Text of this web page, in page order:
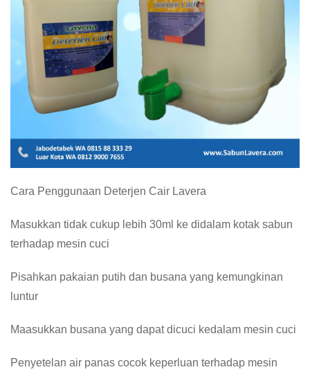
Cara Penggunaan Deterjen Cair Lavera
Masukkan tidak cukup lebih 30ml ke didalam kotak sabun
terhadap mesin cuci
Pisahkan pakaian putih dan busana yang kemungkinan
luntur
Maasukkan busana yang dapat dicuci kedalam mesin cuci
Penyetelan air panas cocok keperluan terhadap mesin